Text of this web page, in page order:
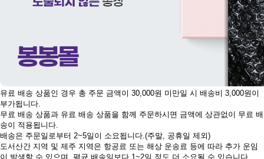
유료 배송 상품인 경우 총 주문 금액이 30,000원 미만일 시 배송비 3,000원이
부가됩니다.
무료 배송 상품과 유료 배송 상품을 함께 주문하시면 금액에 상관없이 무료 배
송이 적용됩니다.
배송은 주문일로부터 2~5일이 소요됩니다.(주말, 공휴일 제외)
도서산간 지역 및 제주 지역은 항공료 또는 해상 운송료 등에 따라 추가 운임
이 발생할 수 있으며, 평균 배송일보다 1~2일 정도 더 소요될 수 있습니다.